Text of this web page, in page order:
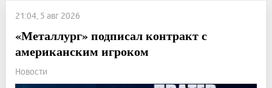
21:04, 5 авг 2026
«Металлург» подписал контракт с
американским игроком
Новости